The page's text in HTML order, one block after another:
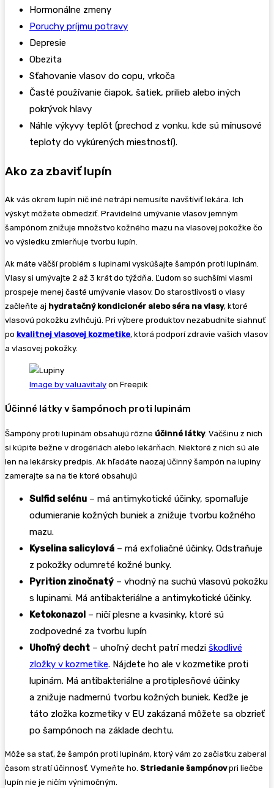
Hormonálne zmeny
Poruchy príjmu potravy
Depresie
Obezita
Sťahovanie vlasov do copu, vrkoča
Časté používanie čiapok, šatiek, prilieb alebo iných
pokrývok hlavy
Náhle výkyvy teplôt (prechod z vonku, kde sú mínusové
teploty do vykúrených miestností).
Ako za zbaviť lupín
Ak vás okrem lupín nič iné netrápi nemusíte navštíviť lekára. Ich
výskyt môžete obmedziť. Pravidelné umývanie vlasov jemným
šampónom znižuje množstvo kožného mazu na vlasovej pokožke čo
vo výsledku zmierňuje tvorbu lupín.
Ak máte väčší problém s lupinami vyskúšajte šampón proti lupinám.
Vlasy si umývajte 2 až 3 krát do týždňa. Ľudom so suchšími vlasmi
prospeje menej časté umývanie vlasov. Do starostlivosti o vlasy
začleňte aj hydratačný kondicionér alebo séra na vlasy, ktoré
vlasovú pokožku zvlhčujú. Pri výbere produktov nezabudnite siahnuť
po kvalitnej vlasovej kozmetike, ktorá podporí zdravie vašich vlasov
a vlasovej pokožky.
Image by valuavitaly on Freepik
Účinné látky v šampónoch proti lupinám
Šampóny proti lupinám obsahujú rôzne účinné látky. Väčšinu z nich
si kúpite bežne v drogériách alebo lekárňach. Niektoré z nich sú ale
len na lekársky predpis. Ak hľadáte naozaj účinný šampón na lupiny
zamerajte sa na tie ktoré obsahujú
Sulfid selénu – má antimykotické účinky, spomaľuje
odumieranie kožných buniek a znižuje tvorbu kožného
mazu.
Kyselina salicylová – má exfoliačné účinky. Odstraňuje
z pokožky odumreté kožné bunky.
Pyrition zinočnatý – vhodný na suchú vlasovú pokožku
s lupinami. Má antibakteriálne a antimykotické účinky.
Ketokonazol – ničí plesne a kvasinky, ktoré sú
zodpovedné za tvorbu lupín
Uhoľný decht – uhoľný decht patrí medzi škodlivé
zložky v kozmetike. Nájdete ho ale v kozmetike proti
lupinám. Má antibakteriálne a protiplesňové účinky
a znižuje nadmernú tvorbu kožných buniek. Keďže je
táto zložka kozmetiky v EU zakázaná môžete sa obzrieť
po šampónoch na základe dechtu.
Môže sa stať, že šampón proti lupinám, ktorý vám zo začiatku zaberal
časom stratí účinnosť. Vymeňte ho. Striedanie šampónovpri liečbe
lupín nie je ničím výnimočným.